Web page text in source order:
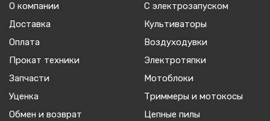
О компании
Доставка
Оплата
Прокат техники
Запчасти
Уценка
Обмен и возврат
С электрозапуском
Культиваторы
Воздуходувки
Электротяпки
Мотоблоки
Триммеры и мотокосы
Цепные пилы